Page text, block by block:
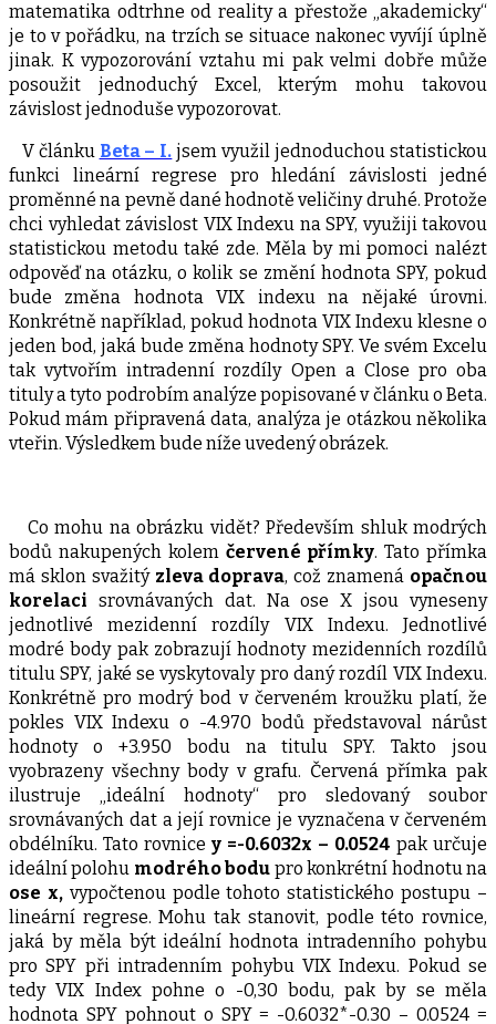
matematika odtrhne od reality a přestože „akademicky“
je to v pořádku, na trzích se situace nakonec vyvíjí úplně
jinak. K vypozorování vztahu mi pak velmi dobře může
posoužit jednoduchý Excel, kterým mohu takovou
závislost jednoduše vypozorovat.
V článku Beta – I. jsem využil jednoduchou statistickou
funkci lineární regrese pro hledání závislosti jedné
proměnné na pevně dané hodnotě veličiny druhé. Protože
chci vyhledat závislost VIX Indexu na SPY, využiji takovou
statistickou metodu také zde. Měla by mi pomoci nalézt
odpověď na otázku, o kolik se změní hodnota SPY, pokud
bude změna hodnota VIX indexu na nějaké úrovni.
Konkrétně například, pokud hodnota VIX Indexu klesne o
jeden bod, jaká bude změna hodnoty SPY. Ve svém Excelu
tak vytvořím intradenní rozdíly Open a Close pro oba
tituly a tyto podrobím analýze popisované v článku o Beta.
Pokud mám připravená data, analýza je otázkou několika
vteřin. Výsledkem bude níže uvedený obrázek.
Co mohu na obrázku vidět? Především shluk modrých
bodů nakupených kolem červené přímky. Tato přímka
má sklon svažitýzleva doprava, což znamená opačnou
korelaci srovnávaných dat. Na ose X jsou vyneseny
jednotlivé mezidenní rozdíly VIX Indexu. Jednotlivé
modré body pak zobrazují hodnoty mezidenních rozdílů
titulu SPY, jaké se vyskytovaly pro daný rozdíl VIX Indexu.
Konkrétně pro modrý bod v červeném kroužku platí, že
pokles VIX Indexu o -4.970 bodů představoval nárůst
hodnoty o +3.950 bodu na titulu SPY. Takto jsou
vyobrazeny všechny body v grafu. Červená přímka pak
ilustruje „ideální hodnoty“ pro sledovaný soubor
srovnávaných dat a její rovnice je vyznačena v červeném
obdélníku. Tato rovnice y =-0.6032x – 0.0524 pak určuje
ideální polohu modrého bodu pro konkrétní hodnotu na
ose x,vypočtenou podle tohoto statistického postupu –
lineární regrese. Mohu tak stanovit, podle této rovnice,
jaká by měla být ideální hodnota intradenního pohybu
pro SPY při intradenním pohybu VIX Indexu. Pokud se
tedy VIX Index pohne o -0,30 bodu, pak by se měla
hodnota SPY pohnout o SPY = -0.6032*-0.30 – 0.0524 =